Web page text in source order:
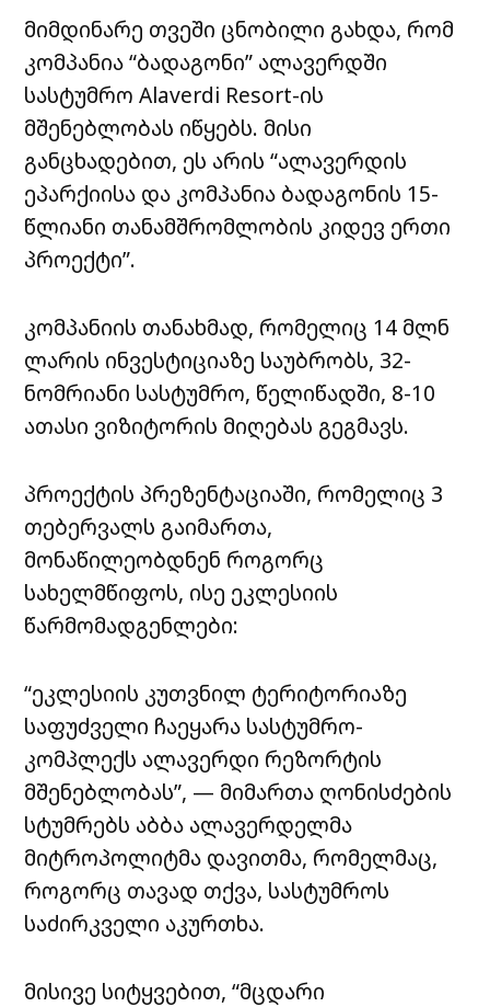
მიმდინარე თვეში ცნობილი გახდა, რომ
კომპანია “ბადაგონი” ალავერდში
სასტუმრო Alaverdi Resort-ის
მშენებლობას იწყებს. მისი
განცხადებით, ეს არის “ალავერდის
ეპარქიისა და კომპანია ბადაგონის 15-
წლიანი თანამშრომლობის კიდევ ერთი
პროექტი”.
კომპანიის თანახმად, რომელიც 14 მლნ
ლარის ინვესტიციაზე საუბრობს, 32-
ნომრიანი სასტუმრო, წელიწადში, 8-10
ათასი ვიზიტორის მიღებას გეგმავს.
პროექტის პრეზენტაციაში, რომელიც 3
თებერვალს გაიმართა,
მონაწილეობდნენ როგორც
სახელმწიფოს, ისე ეკლესიის
წარმომადგენლები:
“ეკლესიის კუთვნილ ტერიტორიაზე
საფუძველი ჩაეყარა სასტუმრო-
კომპლექს ალავერდი რეზორტის
მშენებლობას”, — მიმართა ღონისძების
სტუმრებს აბბა ალავერდელმა
მიტროპოლიტმა დავითმა, რომელმაც,
როგორც თავად თქვა, სასტუმროს
საძირკველი აკურთხა.
მისივე სიტყვებით, “მცდარი